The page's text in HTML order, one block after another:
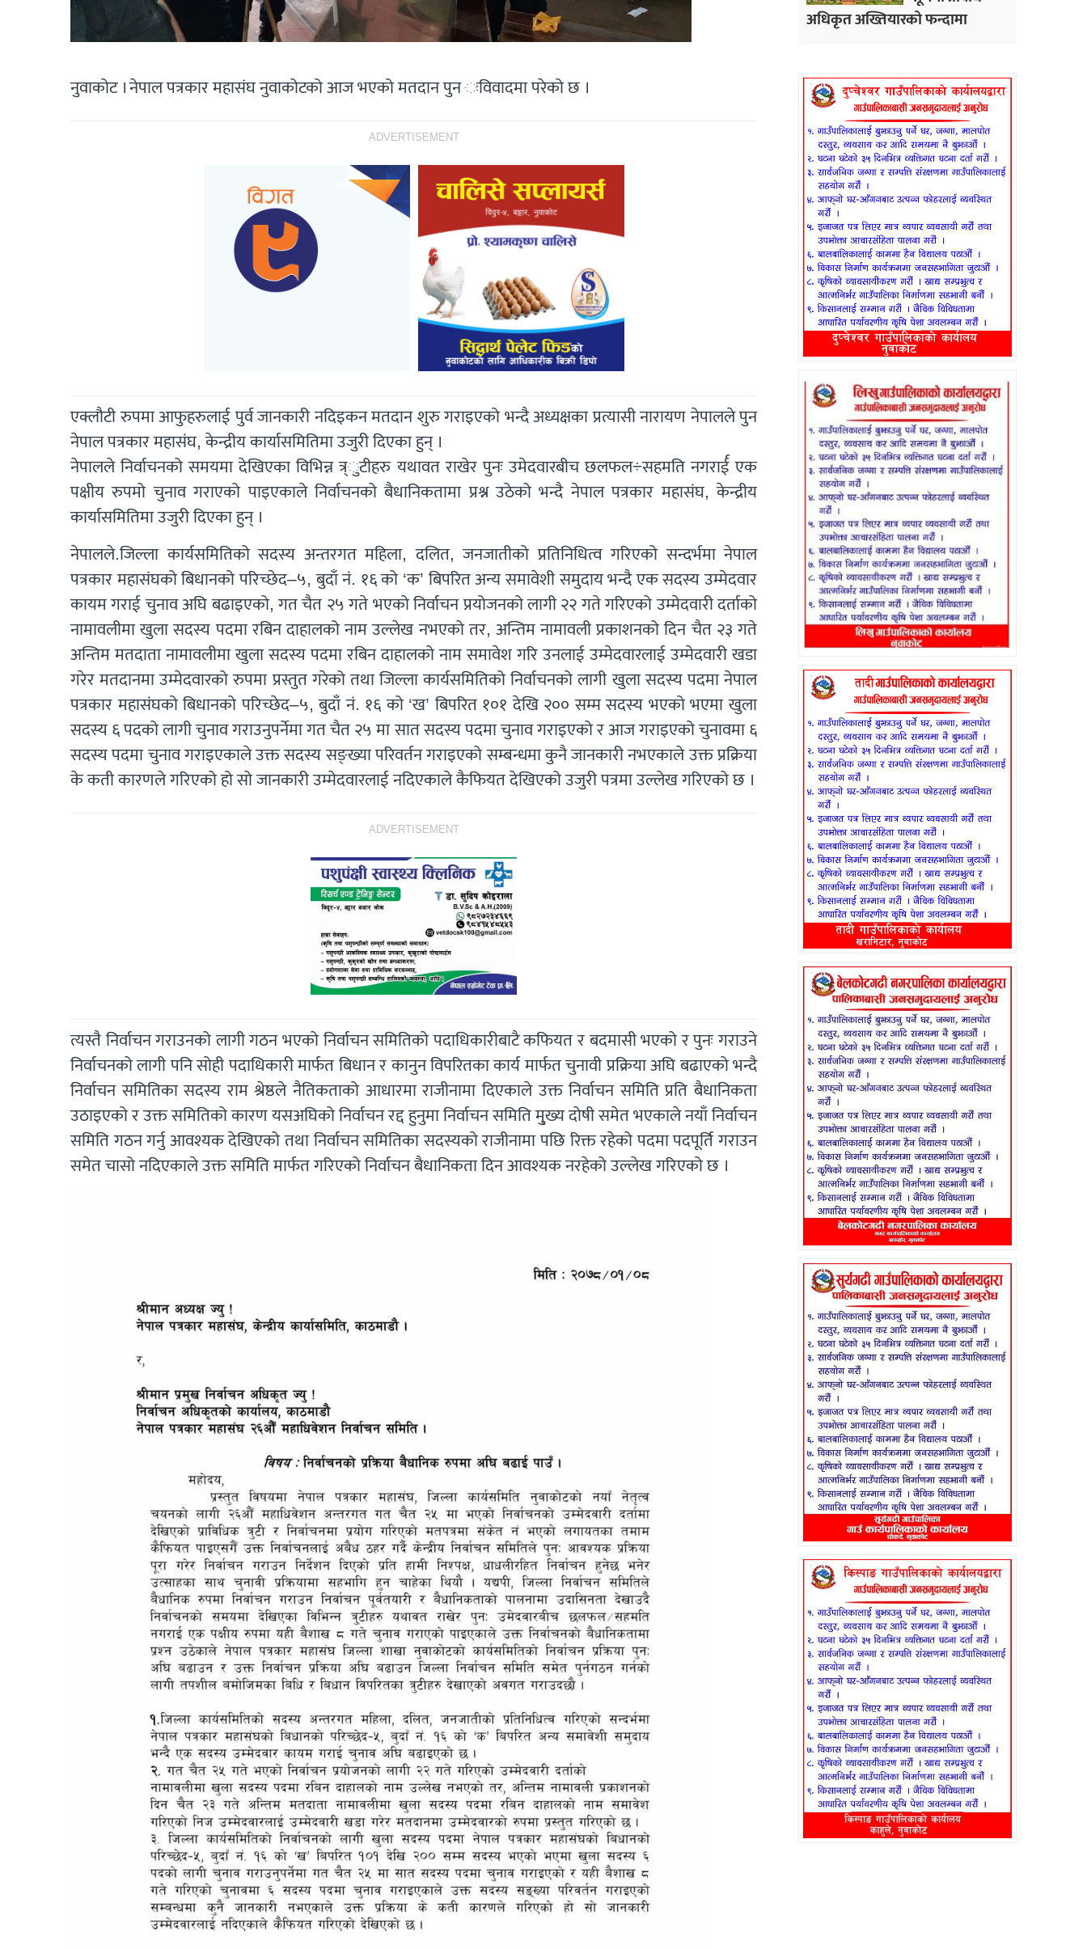
नुवाकोट । नेपाल पत्रकार महासंघ नुवाकोटको आज भएको मतदान पुन ःविवादमा परेको छ ।
ADVERTISEMENT
एक्लौटी रुपमा आफुहरुलाई पुर्व जानकारी नदिइकन मतदान शुरु गराइएको भन्दै अध्यक्षका प्रत्यासी नारायण नेपालले पुन
नेपाल पत्रकार महासंघ, केन्द्रीय कार्यासमितिमा उजुरी दिएका हुन् ।
नेपालले निर्वाचनको समयमा देखिएका विभिन्न त्र्ुटीहरु यथावत राखेर पुनः उमेदवारबीच छलफल÷सहमति नगरार्ई एक
पक्षीय रुपमो चुनाव गराएको पाइएकाले निर्वाचनको बैधानिकतामा प्रश्न उठेको भन्दै नेपाल पत्रकार महासंघ, केन्द्रीय
कार्यासमितिमा उजुरी दिएका हुन् ।
नेपालले.जिल्ला कार्यसमितिको सदस्य अन्तरगत महिला, दलित, जनजातीको प्रतिनिधित्व गरिएको सन्दर्भमा नेपाल
पत्रकार महासंघको बिधानको परिच्छेद–५, बुदाँ नं. १६ को ‘क’ बिपरित अन्य समावेशी समुदाय भन्दै एक सदस्य उम्मेदवार
कायम गराई चुनाव अघि बढाइएको, गत चैत २५ गते भएको निर्वाचन प्रयोजनको लागी २२ गते गरिएको उम्मेदवारी दर्ताको
नामावलीमा खुला सदस्य पदमा रबिन दाहालको नाम उल्लेख नभएको तर, अन्तिम नामावली प्रकाशनको दिन चैत २३ गते
अन्तिम मतदाता नामावलीमा खुला सदस्य पदमा रबिन दाहालको नाम समावेश गरि उनलाई उम्मेदवारलाई उम्मेदवारी खडा
गरेर मतदानमा उम्मेदवारको रुपमा प्रस्तुत गरेको तथा जिल्ला कार्यसमितिको निर्वाचनको लागी खुला सदस्य पदमा नेपाल
पत्रकार महासंघको बिधानको परिच्छेद–५, बुदाँ नं. १६ को ‘ख’ बिपरित १०१ देखि २०० सम्म सदस्य भएको भएमा खुला
सदस्य ६ पदको लागी चुनाव गराउनुपर्नेमा गत चैत २५ मा सात सदस्य पदमा चुनाव गराइएको र आज गराइएको चुनावमा ६
सदस्य पदमा चुनाव गराइएकाले उक्त सदस्य सङ्ख्या परिवर्तन गराइएको सम्बन्धमा कुनै जानकारी नभएकाले उक्त प्रक्रिया
के कती कारणले गरिएको हो सो जानकारी उम्मेदवारलाई नदिएकाले कैफियत देखिएको उजुरी पत्रमा उल्लेख गरिएको छ ।
ADVERTISEMENT
त्यस्तै निर्वाचन गराउनको लागी गठन भएको निर्वाचन समितिको पदाधिकारीबाटै कफियत र बदमासी भएको र पुनः गराउने
निर्वाचनको लागी पनि सोही पदाधिकारी मार्फत बिधान र कानुन विपरितका कार्य मार्फत चुनावी प्रक्रिया अघि बढाएको भन्दै
निर्वाचन समितिका सदस्य राम श्रेष्ठले नैतिकताको आधारमा राजीनामा दिएकाले उक्त निर्वाचन समिति प्रति बैधानिकता
उठाइएको र उक्त समितिको कारण यसअघिको निर्वाचन रद्द हुनुमा निर्वाचन समिति मु्ख्य दोषी समेत भएकाले नयाँ निर्वाचन
समिति गठन गर्नु आवश्यक देखिएको तथा निर्वाचन समितिका सदस्यको राजीनामा पछि रिक्त रहेको पदमा पदपूर्ति गराउन
समेत चासो नदिएकाले उक्त समिति मार्फत गरिएको निर्वाचन बैधानिकता दिन आवश्यक नरहेको उल्लेख गरिएको छ ।
अधिकृत अख्तियारको फन्दामा